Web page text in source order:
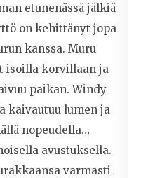
etunenässä jälkiä
on kehittänyt jopa
kanssa. Muru
isoilla korvillaan ja
paikan. Windy
kaivautuu lumen ja
nopeudella…
avustuksella.
varmasti